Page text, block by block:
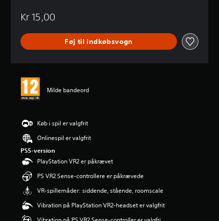
e
v
u
r
n
r
Kr 15,00
Føj til indkøbsvogn
Milde bandeord
Køb i spil er valgfrit
Onlinespil er valgfrit
PS5-version
PlayStation VR2 er påkrævet
PS VR2 Sense-controllere er påkrævede
VR-spillemåder: siddende, stående, roomscale
Vibration på PlayStation VR2-headset er valgfrit